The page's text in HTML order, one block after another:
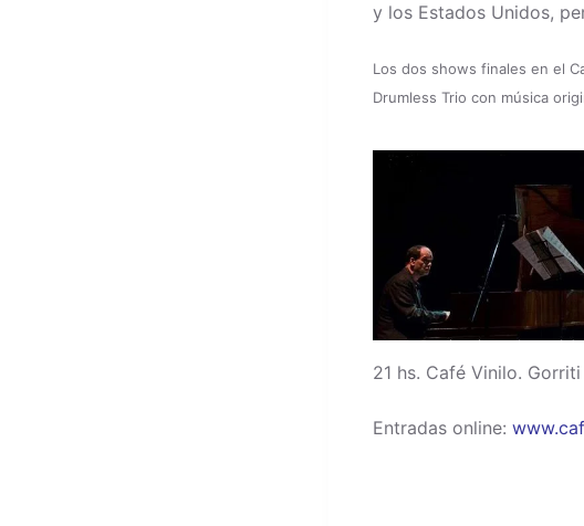
y los Estados Unidos,
Los dos shows finales en el
Drumless Trio con música
21 hs. Café Vinilo.
Entradas online: